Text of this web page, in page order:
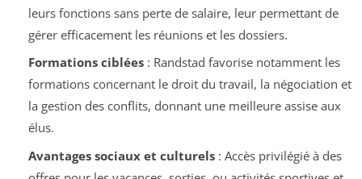
leurs fonctions sans perte de salaire, leur permettant de
gérer efficacement les réunions et les dossiers.
Formations ciblées: Randstad favorise notamment les
formations concernant le droit du travail, la négociation et
la gestion des conflits, donnant une meilleure assise aux
élus.
Avantages sociaux et culturels: Accès privilégié à des